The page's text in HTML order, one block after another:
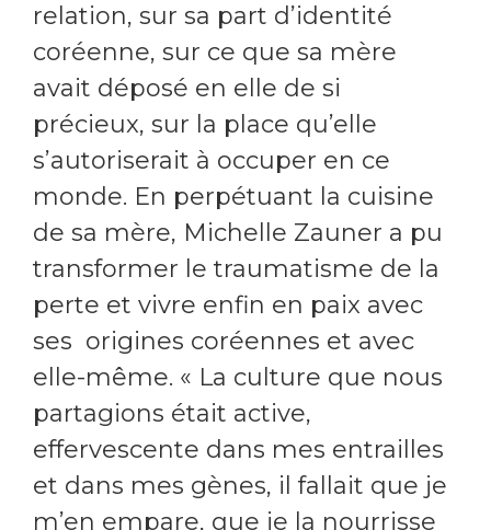
relation, sur sa part d’identité
coréenne, sur ce que sa mère
avait déposé en elle de si
précieux, sur la place qu’elle
s’autoriserait à occuper en ce
monde. En perpétuant la cuisine
de sa mère, Michelle Zauner a pu
transformer le traumatisme de la
perte et vivre enfin en paix avec
ses origines coréennes et avec
elle-même. « La culture que nous
partagions était active,
effervescente dans mes entrailles
et dans mes gènes, il fallait que je
m’en empare, que je la nourrisse